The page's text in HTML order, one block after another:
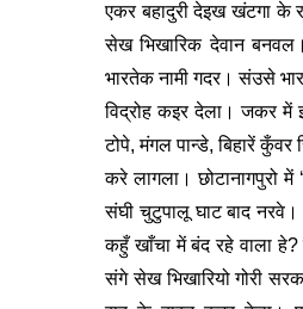
एकर बहादुरी देइख खंटगा के
सेख भिखारिक देवान
भारतेक नामी गदर। संउसे
विद्रोह कइर देला। जकर में
टोपे, मंगल पान्डे, बिहारें कुँवर
करे लागला। छोटानागपुरो
संघी चुटुपालू घाट बाद
कहुँ खाँचा में बंद रहे वाला
संगे सेख भिखारियो गोरी